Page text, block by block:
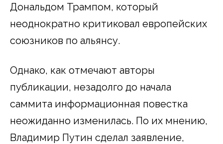
Дональдом Трампом, который
неоднократно критиковал европейских
союзников по альянсу.
Однако, как отмечают авторы
публикации, незадолго до начала
саммита информационная повестка
неожиданно изменилась. По их мнению,
Владимир Путин сделал заявление,